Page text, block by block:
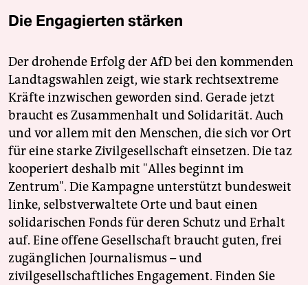
Die Engagierten stärken
Der drohende Erfolg der AfD bei den kommenden
Landtagswahlen zeigt, wie stark rechtsextreme
Kräfte inzwischen geworden sind. Gerade jetzt
braucht es Zusammenhalt und Solidarität. Auch
und vor allem mit den Menschen, die sich vor Ort
für eine starke Zivilgesellschaft einsetzen. Die taz
kooperiert deshalb mit "Alles beginnt im
Zentrum". Die Kampagne unterstützt bundesweit
linke, selbstverwaltete Orte und baut einen
solidarischen Fonds für deren Schutz und Erhalt
auf. Eine offene Gesellschaft braucht guten, frei
zugänglichen Journalismus – und
zivilgesellschaftliches Engagement. Finden Sie